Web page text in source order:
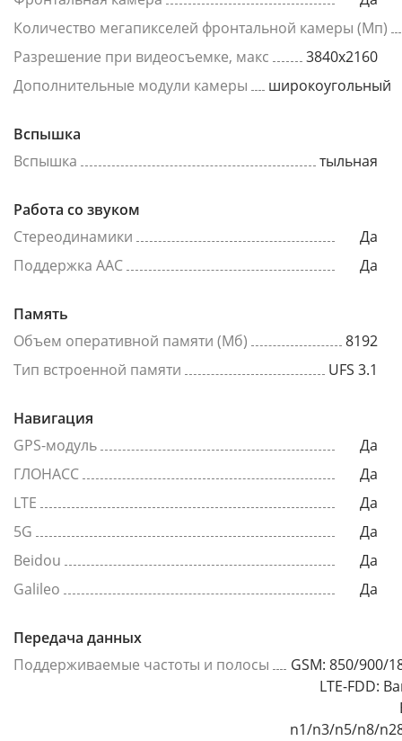
Количество мегапикселей фронтальной камеры (Мп)
Разрешение при видеосъемке, макс
3840x2160
Дополнительные модули камеры
широкоугольный
Вспышка
Вспышка
тыльная
Работа со звуком
Стереодинамики
Да
Поддержка AAC
Да
Память
Объем оперативной памяти (Мб)
8192
Тип встроенной памяти
UFS 3.1
Навигация
GPS-модуль
Да
ГЛОНАСС
Да
LTE
Да
5G
Да
Beidou
Да
Galileo
Да
Передача данных
Поддерживаемые частоты и полосы
GSM: 850/900/
LTE-FDD:
n1/n3/n5/n8/